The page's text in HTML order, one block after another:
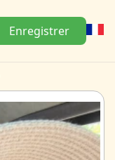
Enregistrer